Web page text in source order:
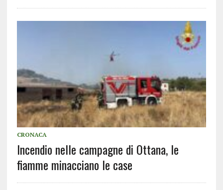
CRONACA
Incendio nelle campagne di Ottana, le
fiamme minacciano le case